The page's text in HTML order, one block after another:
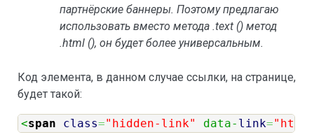
партнёрские баннеры. Поэтому предлагаю
использовать вместо метода .text () метод
.html (), он будет более универсальным.
Код элемента, в данном случае ссылки, на странице,
будет такой:
<span class="hidden-link" data- link=